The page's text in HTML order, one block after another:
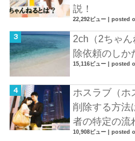
説！
22,292ビュー |posted
2ch（2ちゃ
除依頼のしか
15,116ビュー |posted
ホスラブ（ホ
削除する方法
者の特定の流
10,908ビュー |posted